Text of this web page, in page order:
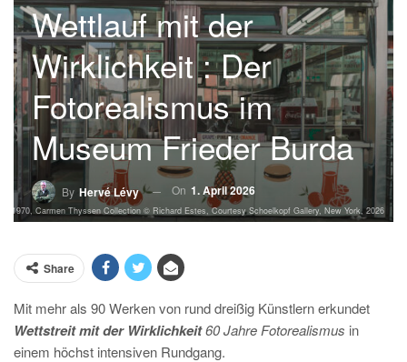
Wettlauf mit der
Wirklichkeit : Der
Fotorealismus im
Museum Frieder Burda
By Hervé Lévy On 1. April 2026
1970, Carmen Thyssen Collection © Richard Estes, Courtesy Schoelkopf Gallery, New York, 2026
Share
Mit mehr als 90 Werken von rund dreißig Künstlern erkundet
Wettstreit mit der Wirklichkeit60 Jahre Fotorealismus in
einem höchst intensiven Rundgang.